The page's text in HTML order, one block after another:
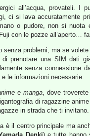
all’acqua, provateli. I
ci si lava accuratamente
o pudore, non si
con le pozze all’aperto…
senza problemi, ma se
prenotare una SIM dati
senza connessione
le informazioni necessarie.
e manga, dove
di ragazzine
in strada che ti invitano.
è il centro principale ma